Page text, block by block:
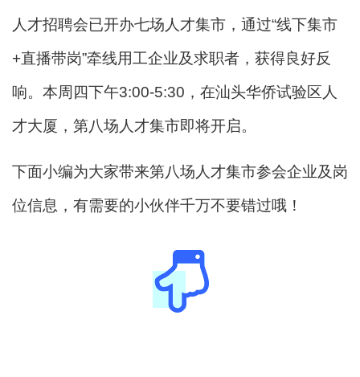
人才招聘会已开办七场人才集市，通过“线下集市
+直播带岗”牵线用工企业及求职者，获得良好反
响。本周四下午3:00-5:30，在汕头华侨试验区人
才大厦，第八场人才集市即将开启。
下面小编为大家带来第八场人才集市参会企业及岗
位信息，有需要的小伙伴千万不要错过哦！